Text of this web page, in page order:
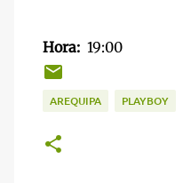
Hora: 19:00
AREQUIPA PLAYBOY